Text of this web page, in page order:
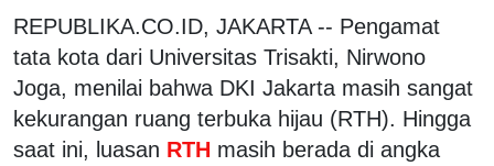
REPUBLIKA.CO.ID, JAKARTA -- Pengamat
tata kota dari Universitas Trisakti, Nirwono
Joga, menilai bahwa DKI Jakarta masih sangat
kekurangan ruang terbuka hijau (RTH). Hingga
saat ini, luasan RTH masih berada di angka